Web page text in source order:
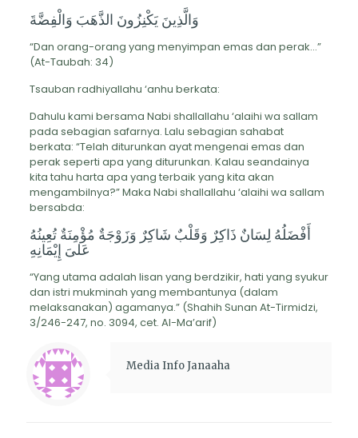
وَالَّذِينَ يَكْنِزُونَ الذَّهَبَ وَالْفِضَّةَ
“Dan orang-orang yang menyimpan emas dan perak…”
(At-Taubah: 34)
Tsauban radhiyallahu ‘anhu berkata:
Dahulu kami bersama Nabi shallallahu ‘alaihi wa sallam
pada sebagian safarnya. Lalu sebagian sahabat
berkata: “Telah diturunkan ayat mengenai emas dan
perak seperti apa yang diturunkan. Kalau seandainya
kita tahu harta apa yang terbaik yang kita akan
mengambilnya?” Maka Nabi shallallahu ‘alaihi wa sallam
bersabda:
أَفْضَلُهُ لِسَانٌ ذَاكِرٌ وَقَلْبٌ شَاكِرٌ وَزَوْجَةٌ مُؤْمِنَةٌ تُعِينُهُ
عَلىَ إِيْمَانِهِ
“Yang utama adalah lisan yang berdzikir, hati yang syukur
dan istri mukminah yang membantunya (dalam
melaksanakan) agamanya.” (Shahih Sunan At-Tirmidzi,
3/246-247, no. 3094, cet. Al-Ma’arif)
Media Info Janaaha